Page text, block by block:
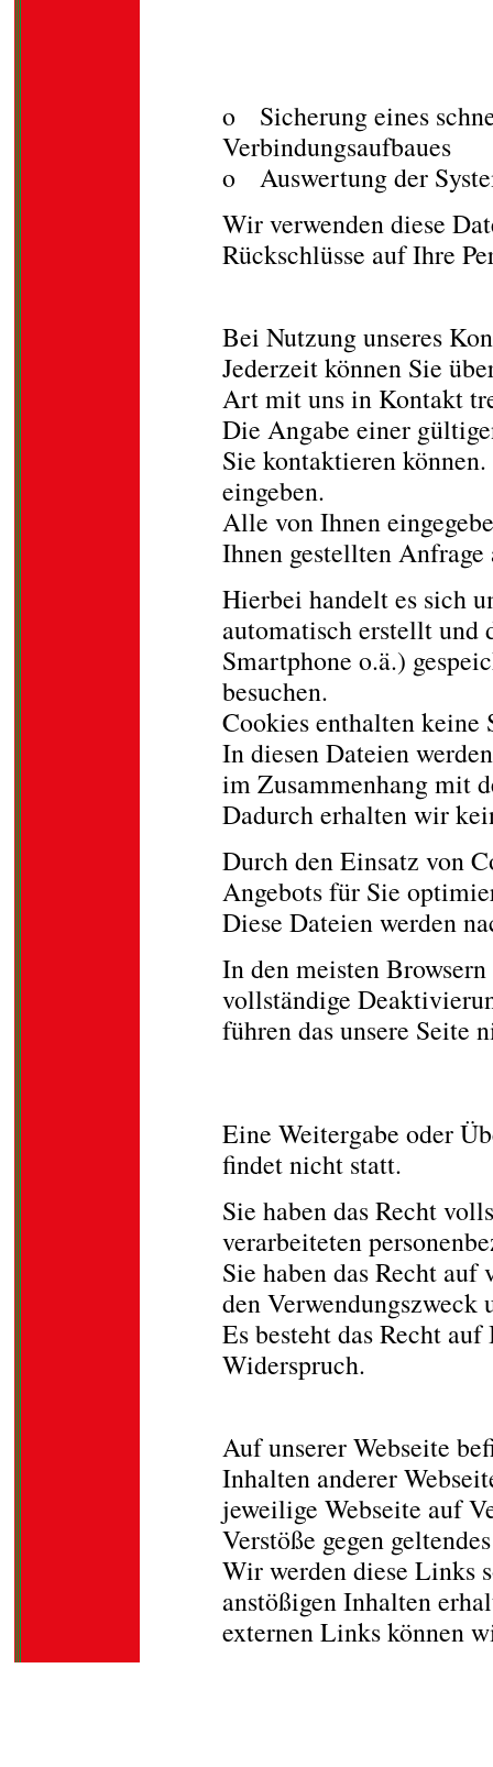
o Sicherung eines
Verbindungsaufbaues
o Auswertung der
Wir verwenden diese
Rückschlüsse auf Ihre
Bei Nutzung unseres
Jederzeit können Sie
Art mit uns in Kontakt
Die Angabe einer
Sie kontaktieren
eingeben.
Alle von Ihnen
Ihnen gestellten
Hierbei handelt es sich
automatisch erstellt und
Smartphone o.ä.)
besuchen.
Cookies enthalten keine
In diesen Dateien
im Zusammenhang mit
Dadurch erhalten wir
Durch den Einsatz von
Angebots für Sie
Diese Dateien werden
In den meisten
vollständige
führen das unsere Seite
Eine Weitergabe oder
findet nicht statt.
Sie haben das Recht
verarbeiteten
Sie haben das Recht
den Verwendungszweck
Es besteht das Recht
Widerspruch.
Auf unserer Webseite
Inhalten anderer
jeweilige Webseite auf
Verstöße gegen
Wir werden diese Links
anstößigen Inhalten
externen Links können